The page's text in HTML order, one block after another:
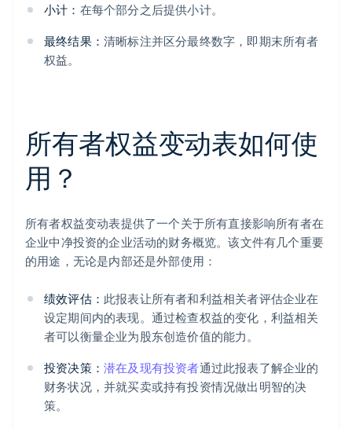
小计： 在每个部分之后提供小计。
最终结果： 清晰标注并区分最终数字，即期末所有者
权益。
所有者权益变动表如何使
用？
所有者权益变动表提供了一个关于所有直接影响所有者在
企业中净投资的企业活动的财务概览。该文件有几个重要
的用途，无论是内部还是外部使用：
绩效评估： 此报表让所有者和利益相关者评估企业在
设定期间内的表现。通过检查权益的变化，利益相关
者可以衡量企业为股东创造价值的能力。
投资决策： 潜在及现有投资者通过此报表了解企业的
财务状况，并就买卖或持有投资情况做出明智的决
策。